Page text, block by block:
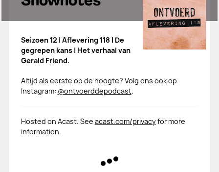
Seizoen 12 | Aflevering 118 | De
gegrepen kans | Het verhaal van
Gerald Friend.
Altijd als eerste op de hoogte? Volg ons ook op
Instagram: @ontvoerddepodcast.
Hosted on Acast. See acast.com/privacyfor more
information.